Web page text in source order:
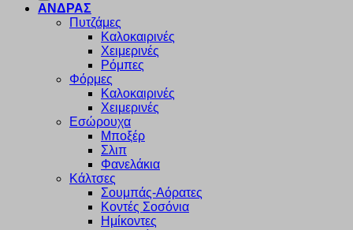
ΑΝΔΡΑΣ
Πυτζάμες
Καλοκαιρινές
Χειμερινές
Ρόμπες
Φόρμες
Καλοκαιρινές
Χειμερινές
Εσώρουχα
Μποξέρ
Σλιπ
Φανελάκια
Κάλτσες
Σουμπάς-Αόρατες
Κοντές Σοσόνια
Ημίκοντες